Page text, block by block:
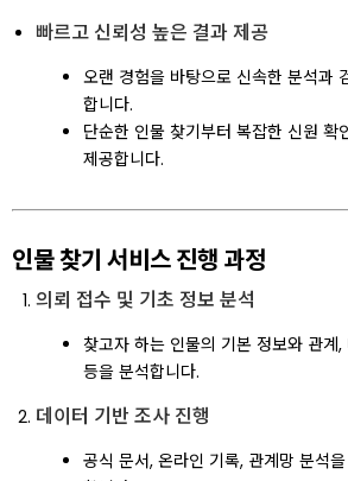
빠르고 신뢰성 높은 결과 제공
오랜 경험을 바탕으로 신속한 분석과
합니다.
단순한 인물 찾기부터 복잡한 신원 확
제공합니다.
인물 찾기 서비스 진행 과정
의뢰 접수 및 기초 정보 분석
찾고자 하는 인물의 기본 정보와 관계
등을 분석합니다.
데이터 기반 조사 진행
공식 문서, 온라인 기록, 관계망 분석